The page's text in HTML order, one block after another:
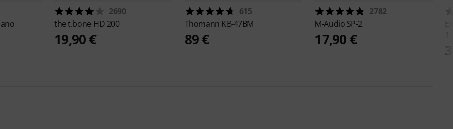
2690
the t.bone HD 200
19,90 €
615
Thomann KB-47BM
89 €
2782
M-Audio SP-2
17,90 €